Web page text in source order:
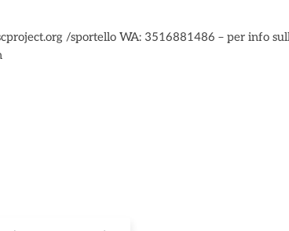
/sportello WA: 3516881486 – per info